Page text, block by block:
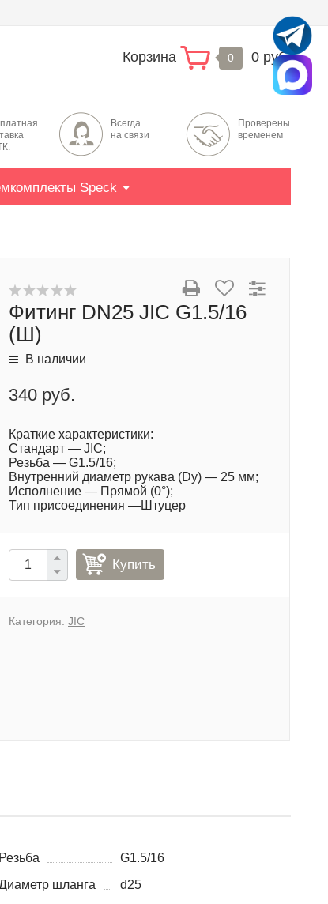
Корзина 0 0 руб.
Всегда
на связи
Проверены
временем
Speck
Фитинг DN25 JIC G1.5/16
(Ш)
В наличии
340 руб.
Краткие характеристики:
Стандарт — JIC;
Резьба — G1.5/16;
Внутренний диаметр рукава (Dy) — 25 мм;
Исполнение — Прямой (0°);
Тип присоединения —Штуцер
Купить
Категория: JIC
Резьба
G1.5/16
шланга
d25